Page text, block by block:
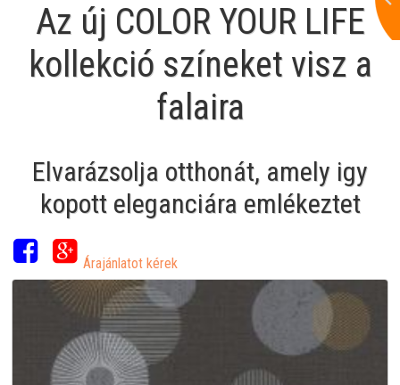
Az új COLOR YOUR LIFE
kollekció színeket visz a
falaira
Elvarázsolja otthonát, amely igy
kopott eleganciára emlékeztet
Árajánlatot kérek